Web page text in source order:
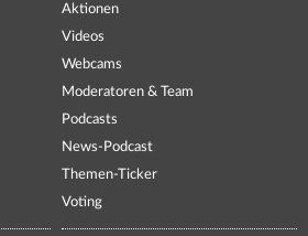
Aktionen
Videos
Webcams
Moderatoren & Team
Podcasts
News-Podcast
Themen-Ticker
Voting